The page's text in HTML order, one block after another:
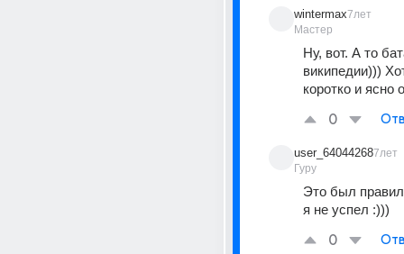
wintermax
Мастер
7лет
Ну, вот. А то
википедии)))
коротко и ясно
0
user_64044268
Гуру
7лет
Это был
я не успел :)))
0